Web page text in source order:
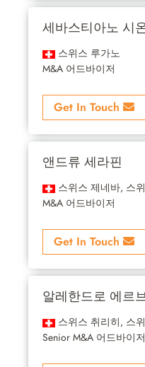
세바스티아노 시
스위스 루가노
M&A 어드바이저
Get In Touch
앤드류 세라핀
스위스 제네바, 스
M&A 어드바이저
Get In Touch
알레한드로 에르
스위스 취리히, 스
Senior M&A 어드바이저